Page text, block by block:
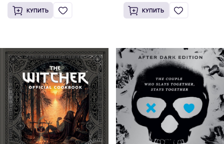
КУПИТЬ КУПИТЬ